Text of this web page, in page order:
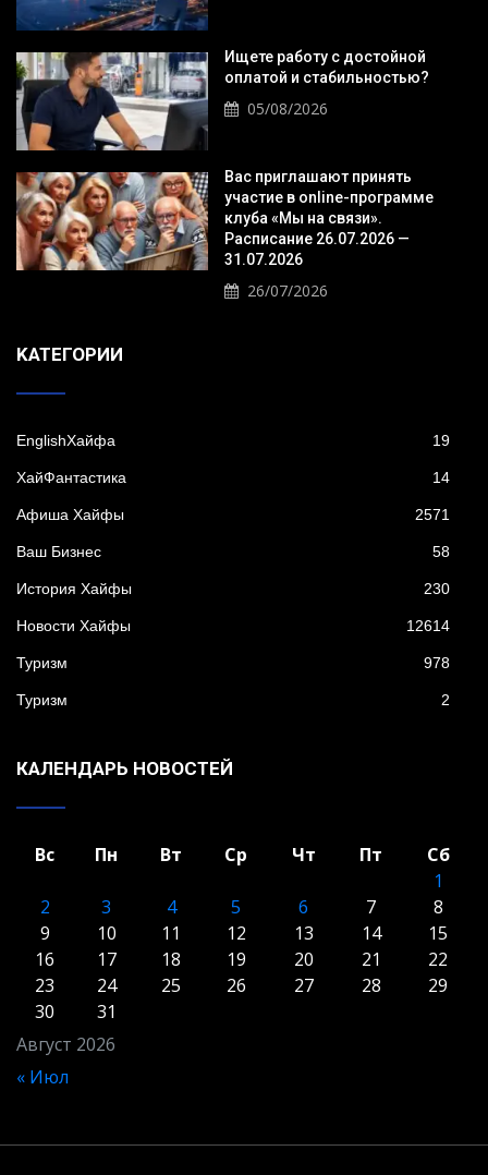
Ищете работу с достойной
оплатой и стабильностью?
05/08/2026
Вас приглашают принять
участие в online-программе
клуба «Мы на связи».
Расписание 26.07.2026 —
31.07.2026
26/07/2026
KАТЕГОРИИ
EnglishХайфа 19
XайФантастика 14
Афиша Хайфы 2571
Ваш Бизнес 58
История Хайфы 230
Новости Хайфы 12614
Туризм 978
Туризм 2
КАЛЕНДАРЬ НОВОСТЕЙ
Август 2026
Вс Пн Вт Ср Чт Пт
Сб
1
2
3 4 5 6 7
8
9
10 11 12 13 14
15
16
17 18 19 20 21
22
23
24 25 26 27 28
29
30
31
« Июл